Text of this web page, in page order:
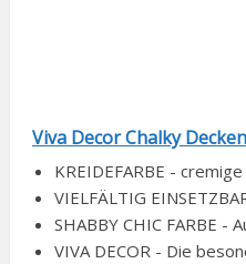
Viva Decor Chalky
KREIDEFARBE -
VIELFÄLTIG
SHABBY CHIC FARBE
VIVA DECOR - Die